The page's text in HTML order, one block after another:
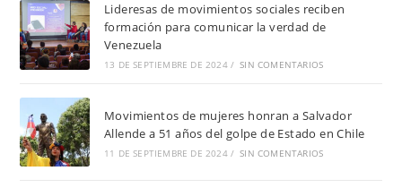
Lideresas de movimientos sociales reciben
formación para comunicar la verdad de
Venezuela
13 DE SEPTIEMBRE DE 2024 / SIN COMENTARIOS
Movimientos de mujeres honran a Salvador
Allende a 51 años del golpe de Estado en Chile
11 DE SEPTIEMBRE DE 2024 / SIN COMENTARIOS